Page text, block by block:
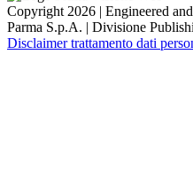
Copyright 2026 | Engineered
Parma S.p.A. | Divisione
Disclaimer trattamento dati